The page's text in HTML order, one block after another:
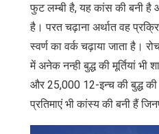
फुट लम्बी है, यह कांस की बनी है
है। परत चढ़ाना अर्थात वह
स्वर्ण का वर्क चढ़ाया जाता है।
में अनेक नन्ही बुद्ध की मूर्तियां
और 25,000 12-इन्च की बुद्ध की
प्रतिमाएं भी कांस्य की बनी हैं